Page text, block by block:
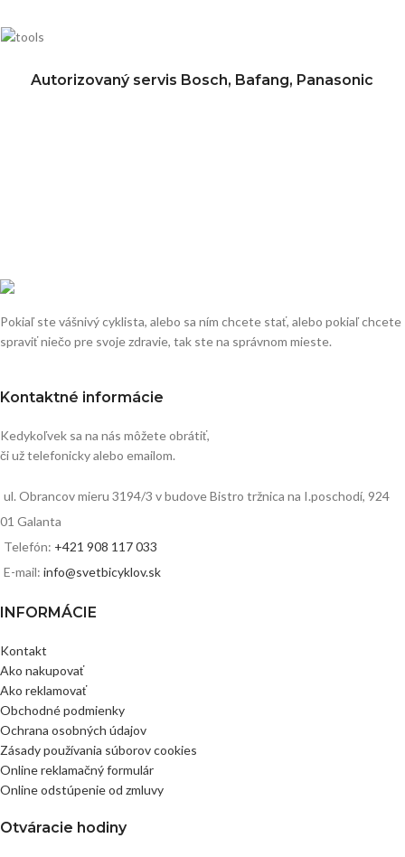
Autorizovaný servis Bosch, Bafang, Panasonic
Pokiaľ ste vášnivý cyklista, alebo sa ním chcete stať, alebo pokiaľ chcete
spraviť niečo pre svoje zdravie, tak ste na správnom mieste.
Kontaktné informácie
Kedykoľvek sa na nás môžete obrátiť,
či už telefonicky alebo emailom.
ul. Obrancov mieru 3194/3 v budove Bistro tržnica na I.poschodí, 924
01 Galanta
Telefón: +421 908 117 033
E-mail: info@svetbicyklov.sk
INFORMÁCIE
Kontakt
Ako nakupovať
Ako reklamovať
Obchodné podmienky
Ochrana osobných údajov
Zásady používania súborov cookies
Online reklamačný formulár
Online odstúpenie od zmluvy
Otváracie hodiny